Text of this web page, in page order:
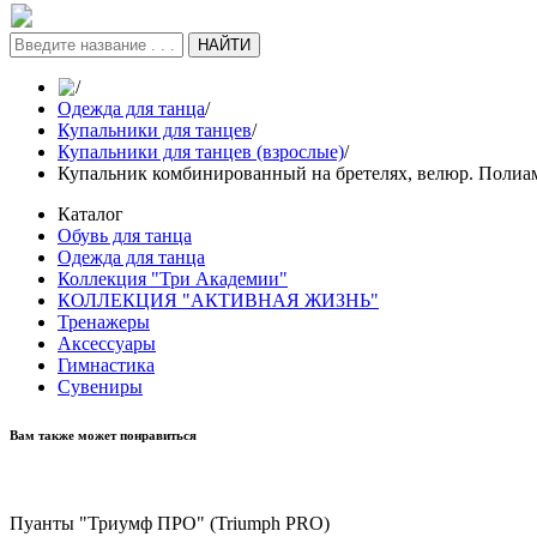
НАЙТИ
/
Одежда для танца/
Купальники для танцев/
Купальники для танцев (взрослые)/
Купальник комбинированный на бретелях, велюр.
Каталог
Обувь для танца
Одежда для танца
Коллекция "Три Академии"
КОЛЛЕКЦИЯ "АКТИВНАЯ ЖИЗНЬ"
Тренажеры
Аксессуары
Гимнастика
Сувениры
Вам также может понравиться
Пуанты "Триумф ПРО" (Triumph PRO)